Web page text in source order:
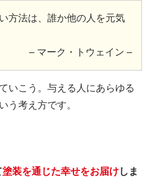
方法は、誰か他の人を元気
– マーク・トウェイン –
いこう。与える人にあらゆる
う考え方です。
塗装を通じた幸せをお届けしま